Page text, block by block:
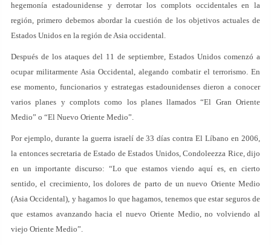
hegemonía estadounidense y derrotar los complots occidentales en la
región, primero debemos abordar la cuestión de los objetivos actuales de
Estados Unidos en la región de Asia occidental.
Después de los ataques del 11 de septiembre, Estados Unidos comenzó a
ocupar militarmente Asia Occidental, alegando combatir el terrorismo. En
ese momento, funcionarios y estrategas estadounidenses dieron a conocer
varios planes y complots como los planes llamados “El Gran Oriente
Medio” o “El Nuevo Oriente Medio”.
Por ejemplo, durante la guerra israelí de 33 días contra El Líbano en 2006,
la entonces secretaria de Estado de Estados Unidos, Condoleezza Rice, dijo
en un importante discurso: “Lo que estamos viendo aquí es, en cierto
sentido, el crecimiento, los dolores de parto de un nuevo Oriente Medio
(Asia Occidental), y hagamos lo que hagamos, tenemos que estar seguros de
que estamos avanzando hacia el nuevo Oriente Medio, no volviendo al
viejo Oriente Medio”.